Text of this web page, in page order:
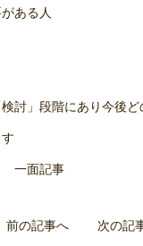
ある人
討」段階にあり今後
一面記事
前の記事へ 次の記